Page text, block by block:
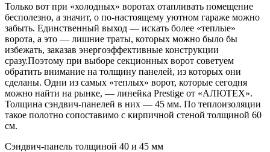
Только вот при «холодных» воротах отапливать помещение
бесполезно, а значит, о по-настоящему уютном гараже можно
забыть. Единственный выход — искать более «теплые»
ворота, а это — лишние траты, которых можно было бы
избежать, заказав энергоэффективные конструкции
сразу.Поэтому при выборе секционных ворот советуем
обратить внимание на толщину панелей, из которых они
сделаны. Одни из самых «теплых» ворот, которые сегодня
можно найти на рынке, — линейка Prestige от «АЛЮТЕХ».
Толщина сэндвич-панелей в них — 45 мм. По теплоизоляции
такое полотно сопоставимо с кирпичной стеной толщиной 60
см.
Сэндвич-панель толщиной 40 и 45 мм